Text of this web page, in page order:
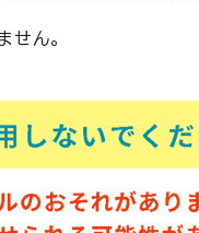
ん。